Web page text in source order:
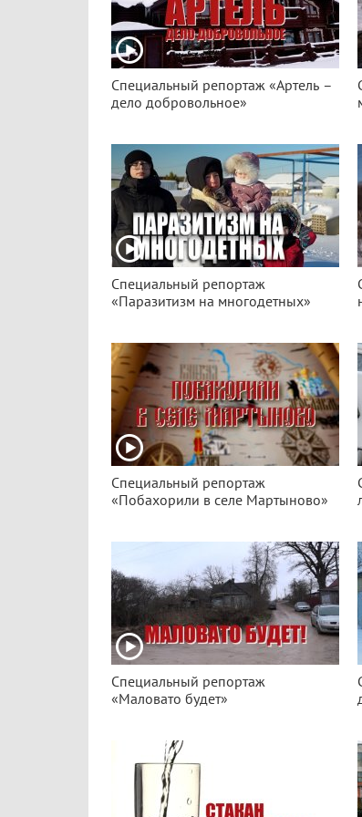
Специальный репортаж «Артель –
дело добровольное»
Специальный репортаж
«Паразитизм на многодетных»
Специальный репортаж
«Побахорили в селе Мартыново»
Специальный репортаж
«Маловато будет»